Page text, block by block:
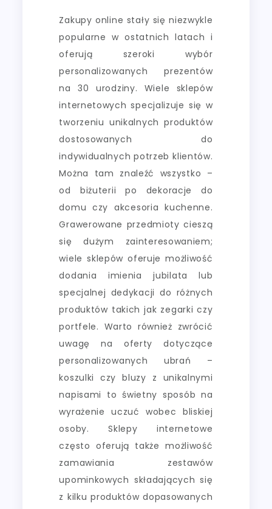
Zakupy online stały się niezwykle
popularne w ostatnich latach i
oferują szeroki wybór
personalizowanych prezentów
na 30 urodziny. Wiele sklepów
internetowych specjalizuje się w
tworzeniu unikalnych produktów
dostosowanych do
indywidualnych potrzeb klientów.
Można tam znaleźć wszystko –
od biżuterii po dekoracje do
domu czy akcesoria kuchenne.
Grawerowane przedmioty cieszą
się dużym zainteresowaniem;
wiele sklepów oferuje możliwość
dodania imienia jubilata lub
specjalnej dedykacji do różnych
produktów takich jak zegarki czy
portfele. Warto również zwrócić
uwagę na oferty dotyczące
personalizowanych ubrań –
koszulki czy bluzy z unikalnymi
napisami to świetny sposób na
wyrażenie uczuć wobec bliskiej
osoby. Sklepy internetowe
często oferują także możliwość
zamawiania zestawów
upominkowych składających się
z kilku produktów dopasowanych